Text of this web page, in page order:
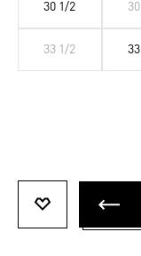
30
30 1/2
33
33 1/2